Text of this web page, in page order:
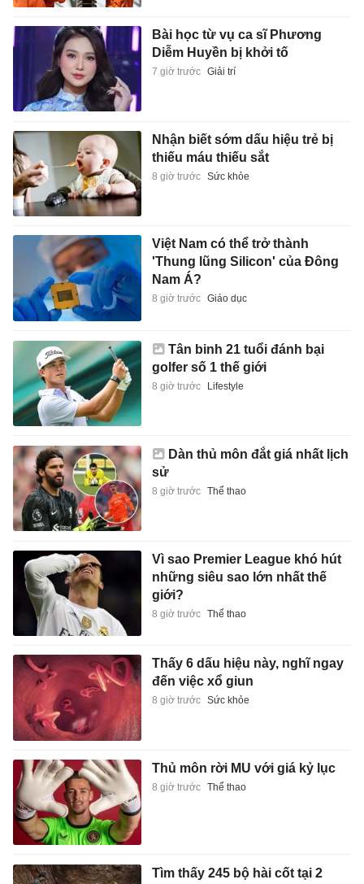
Bài học từ vụ ca sĩ Phương
Diễm Huyền bị khởi tố
7 giờ trước Giải trí
Nhận biết sớm dấu hiệu trẻ bị
thiếu máu thiếu sắt
8 giờ trước Sức khỏe
Việt Nam có thể trở thành
'Thung lũng Silicon' của Đông
Nam Á?
8 giờ trước Giáo dục
Tân binh 21 tuổi đánh bại
golfer số 1 thế giới
8 giờ trước Lifestyle
Dàn thủ môn đắt giá nhất lịch
sử
8 giờ trước Thể thao
Vì sao Premier League khó hút
những siêu sao lớn nhất thế
giới?
8 giờ trước Thể thao
Thấy 6 dấu hiệu này, nghĩ ngay
đến việc xổ giun
8 giờ trước Sức khỏe
Thủ môn rời MU với giá kỷ lục
8 giờ trước Thể thao
Tìm thấy 245 bộ hài cốt tại 2